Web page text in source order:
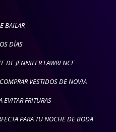
BAILAR
DÍAS
DE JENNIFER LAWRENCE
VESTIDOS DE NOVIA
EVITAR FRITURAS
PARA TU NOCHE DE BODA